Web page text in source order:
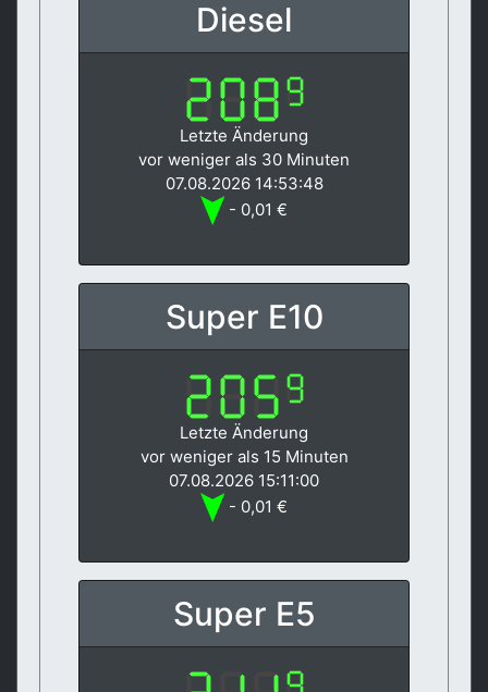
Diesel
Letzte Änderung
vor weniger als 30 Minuten
07.08.2026 14:53:48
- 0,01 €
Super E10
Letzte Änderung
vor weniger als 15 Minuten
07.08.2026 15:11:00
- 0,01 €
Super E5